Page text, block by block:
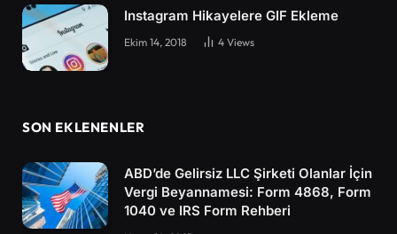
Instagram Hikayelere GIF Ekleme
Ekim 14, 2018 4 Views
SON EKLENENLER
ABD’de Gelirsiz LLC Şirketi Olanlar İçin
Vergi Beyannamesi: Form 4868, Form
1040 ve IRS Form Rehberi